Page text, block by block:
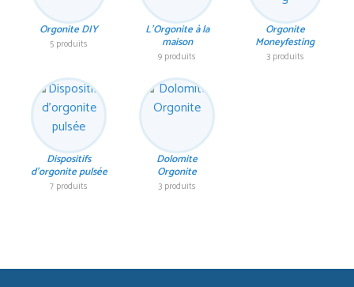
Orgonite DIY
5 produits
L'Orgonite à la
maison
9 produits
Orgonite
Moneyfesting
3 produits
Dispositifs
d'orgonite pulsée
7 produits
Dolomite
Orgonite
3 produits